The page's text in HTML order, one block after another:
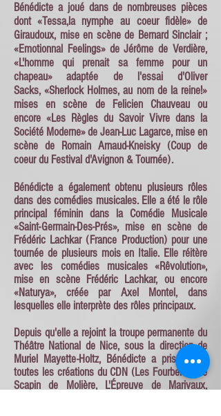
Bénédicte a joué dans de nombreuses pièces
dont «Tessa,la nymphe au coeur fidèle» de
Giraudoux, mise en scène de Bernard Sinclair ;
«Emotionnal Feelings» de Jérôme de Verdière,
«L'homme qui prenait sa femme pour un
chapeau» adaptée de l'essai d'Oliver
Sacks,«Sherlock Holmes, au nom de la reine!»
mises en scène de Felicien Chauveau ou
encore «Les Règles du Savoir Vivre dans la
Société Moderne» de Jean-Luc Lagarce, mise en
scène de Romain Arnaud-Kneisky (Coup de
coeur du Festival d'Avignon & Tournée).
Bénédicte a également obtenu plusieurs rôles
dans des comédies musicales. Elle a été le rôle
principal féminin dans la Comédie Musicale
«Saint-Germain-Des-Prés», mise en scène de
Frédéric Lachkar (France Production) pour une
tournée de plusieurs mois en Italie. Elle réitère
avec les comédies musicales «Rêvolution»,
mise en scène Frédéric Lachkar, ou encore
«Naturya», créée par Axel Montel, dans
lesquelles elle interprète des rôles principaux.
Depuis qu'elle a rejoint la troupe permanente du
Théâtre National de Nice, sous la direction de
Muriel Mayette-Holtz, Bénédicte a pris part à
toutes les créations du CDN (Les Fourberies de
Scapin de Molière, L'Épreuve de Marivaux,